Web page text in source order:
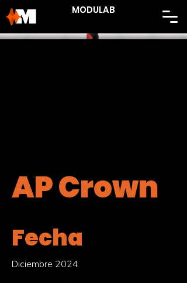
MODULAB
AP Crown
Fecha
Diciembre 2024